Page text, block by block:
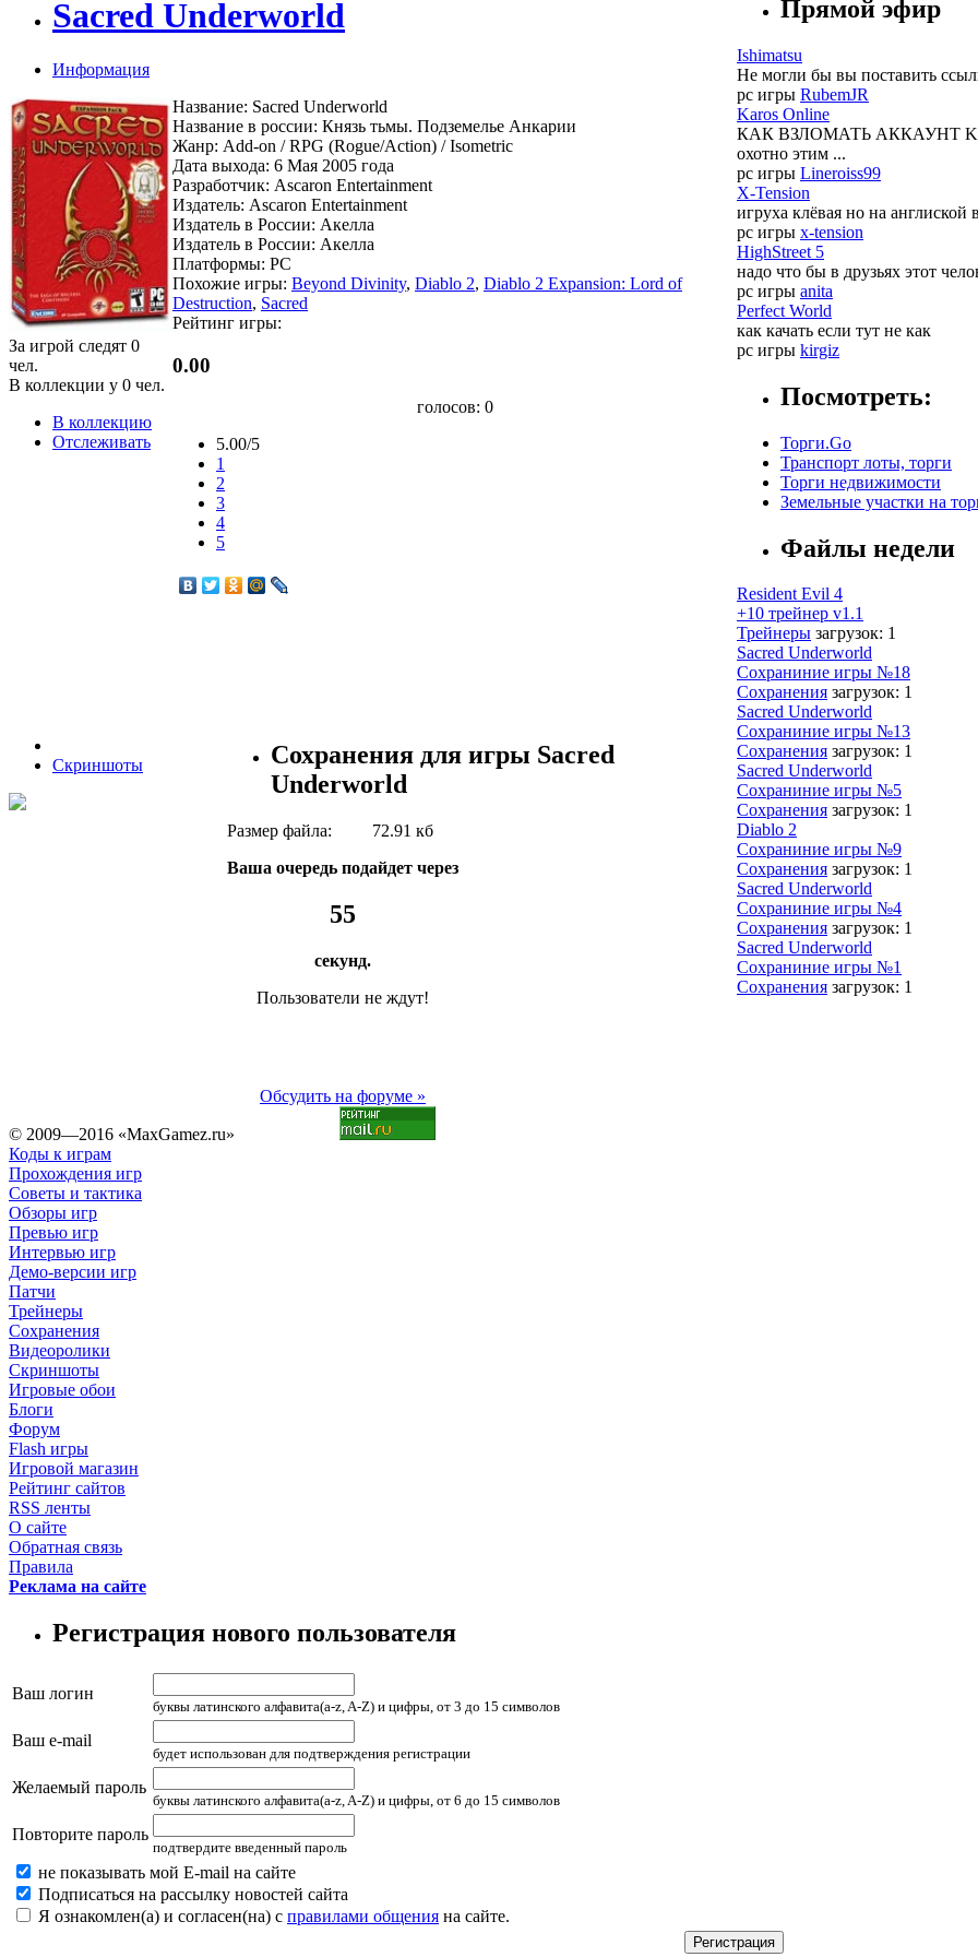
Sacred Underworld
Информация
За игрой следят 0
чел.
В коллекции у 0 чел.
В коллекцию
Отслеживать
Название: Sacred Underworld
Название в россии: Князь тьмы. Подземелье Анкарии
Жанр: Add-on / RPG (Rogue/Action) / Isometric
Дата выхода: 6 Мая 2005 года
Разработчик: Ascaron Entertainment
Издатель: Ascaron Entertainment
Издатель в России: Акелла
Издатель в России: Акелла
Платформы: PC
Похожие игры: Beyond Divinity, Diablo 2, Diablo 2 Expansion: Lord of
Destruction, Sacred
Рейтинг игры:
0.00
голосов: 0
5.00/5
1
2
3
4
5
Скриншоты
Сохранения для игры Sacred
Underworld
Размер файла:
72.91 кб
Ваша очередь подайдет через
54
секунд.
Пользователи не ждут!
Обсудить на форуме »
Прямой эфир
Ishimatsu
Не могли бы вы поставить
pc игры RubemJR
Karos Online
КАК ВЗЛОМАТЬ АККАУНТ
охотно этим ...
pc игры Lineroiss99
X-Tension
игруха клёвая но на
pc игры x-tension
HighStreet 5
надо что бы в друзьях этот
pc игры anita
Perfect World
как качать если тут не как
pc игры kirgiz
Посмотреть:
Торги.Go
Транспорт лоты, торги
Торги недвижимости
Земельные участки на
Файлы недели
Resident Evil 4
+10 трейнер v1.1
Трейнеры загрузок: 1
Sacred Underworld
Сохраниние игры №18
Сохранения загрузок: 1
Sacred Underworld
Сохраниние игры №13
Сохранения загрузок: 1
Sacred Underworld
Сохраниние игры №5
Сохранения загрузок: 1
Diablo 2
Сохраниние игры №9
Сохранения загрузок: 1
Sacred Underworld
Сохраниние игры №4
Сохранения загрузок: 1
Sacred Underworld
Сохраниние игры №1
Сохранения загрузок: 1
© 2009—2016 «MaxGamez.ru»
Коды к играм
Прохождения игр
Советы и тактика
Обзоры игр
Превью игр
Интервью игр
Демо-версии игр
Патчи
Трейнеры
Сохранения
Видеоролики
Скриншоты
Игровые обои
Блоги
Форум
Flash игры
Игровой магазин
Рейтинг сайтов
RSS ленты
О сайте
Обратная связь
Правила
Реклама на сайте
Регистрация нового пользователя
Ваш логин
буквы латинского алфавита(a-z, A-Z) и цифры, от 3 до 15 символов
Ваш e-mail
будет использован для подтверждения регистрации
Желаемый пароль
буквы латинского алфавита(a-z, A-Z) и цифры, от 6 до 15 символов
Повторите пароль
подтвердите введенный пароль
не показывать мой E-mail на сайте
Подписаться на рассылку новостей сайта
Я ознакомлен(а) и согласен(на) с правилами общения на сайте.